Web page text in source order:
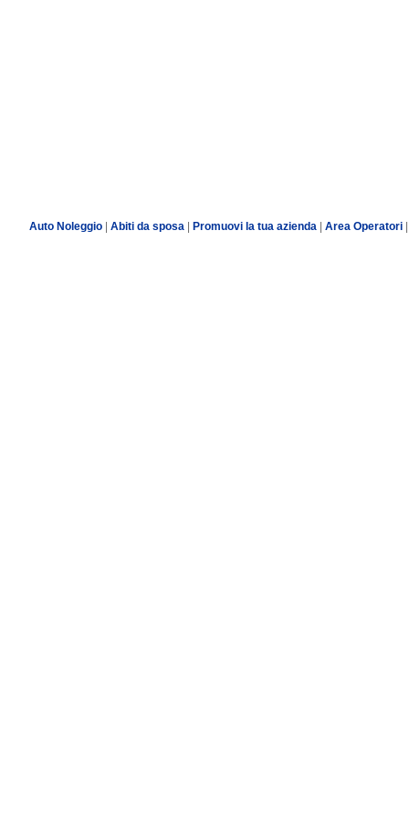
Auto Noleggio| Abiti da sposa| Promuovi la tua azienda Area Operatori